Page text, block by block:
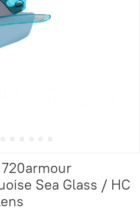
Sea Glass / HC